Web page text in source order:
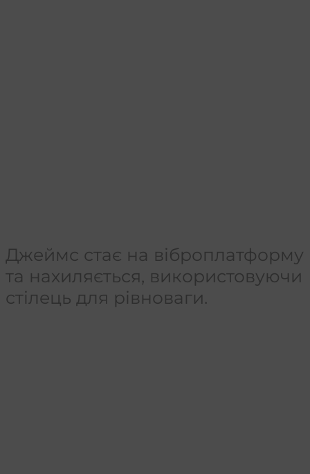
Джеймс стає на віброплатформу
та нахиляється, використовуючи
стілець для рівноваги.